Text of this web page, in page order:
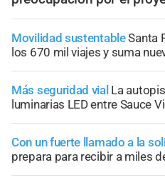
Movilidad sustentableSanta
los 670 mil viajes y suma
Más seguridad vial La
luminarias LED entre Sauce
Con un fuerte llamado a la
prepara para recibir a miles